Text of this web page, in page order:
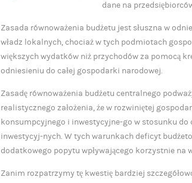
dane na
Zasada równoważenia budżetu jest słuszna w
władz lokalnych, chociaż w tych podmiotach
większych wydatków niż przychodów za pomocą
odniesieniu do całej gospodarki narodowej.
Zasadę równoważenia budżetu centralnego
realistycznego założenia, że w rozwiniętej
konsumpcyjnego i inwestycyjne-go w stosunku
inwestycyj-nych. W tych warunkach deficyt
dodatkowego popytu wpływającego korzystnie na
Zanim rozpatrzymy tę kwestię bardziej